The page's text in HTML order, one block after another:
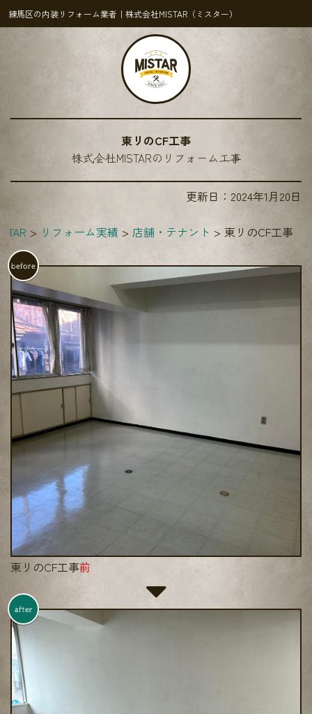
練馬区の内装リフォーム業者｜株式会社MISTAR（ミスター）
東リのCF工事
株式会社MISTARのリフォーム工事
更新日： 2024年1月20日
リフォーム実績 店舗・テナント 東リのCF工事
before
東リのCF工事前
after